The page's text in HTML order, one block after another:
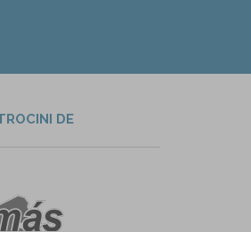
DE